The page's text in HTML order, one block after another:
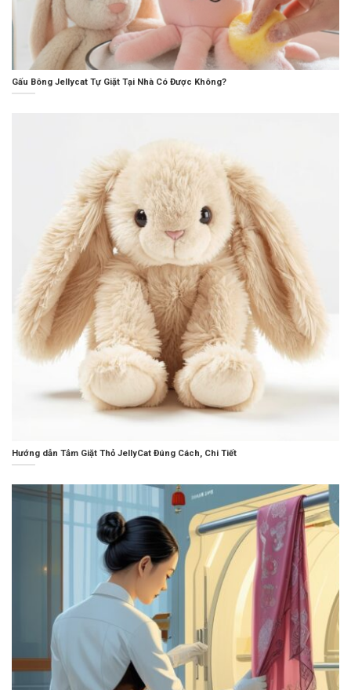
Gấu Bông Jellycat Tự Giặt Tại Nhà Có Được Không?
Hướng dẫn Tắm Giặt Thỏ JellyCat Đúng Cách, Chi Tiết